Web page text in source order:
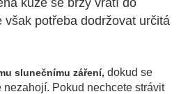
kůže se brzy vrátí do
však potřeba dodržovat určitá
slunečnímu záření, dokud se
nezahojí. Pokud nechcete strávit